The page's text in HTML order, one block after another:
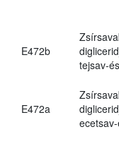
E472b
tejsav-
E472a